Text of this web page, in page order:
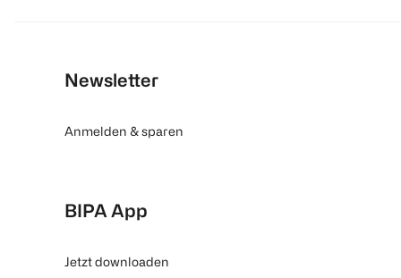
Newsletter
Anmelden & sparen
BIPA App
Jetzt downloaden